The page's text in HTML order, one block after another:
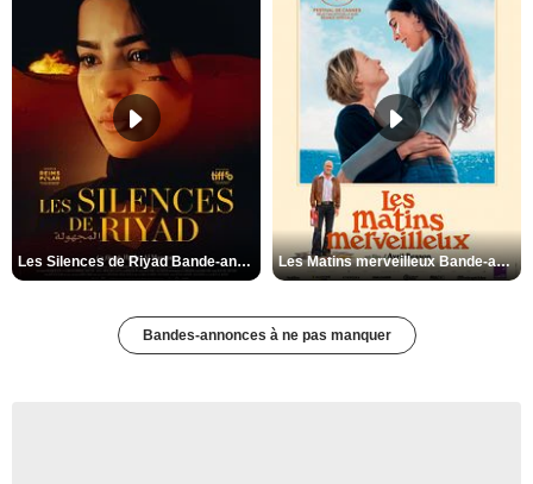
Les Silences de Riyad Bande-annonce VO STFR Les Matins merveilleux Bande-annonce VF
Bandes-annonces à ne pas manquer